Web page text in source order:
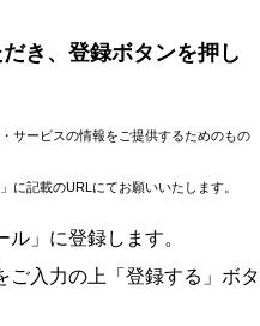
き、登録ボタンを押し
サービスの情報をご提供するためのもの
記載のURLにてお願いいたします。
」に登録します。
ご入力の上「登録する」ボタ